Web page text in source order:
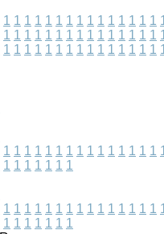
1 1 1 1 1 1 1 1 1 1 1 1 1 1 1
1 1 1 1 1 1 1 1 1 1 1 1 1 1 1
1 1 1 1 1 1 1 1 1 1 1 1 1 1 1
1 1 1 1 1 1 1 1 1 1 1 1 1 1 1
1 1 1 1 1 1 1
1 1 1 1 1 1 1 1 1 1 1 1 1 1 1
1 1 1 1 1 1 1